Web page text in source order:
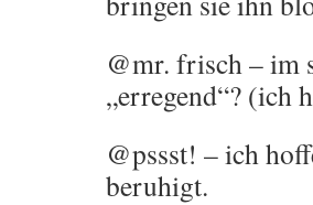
@mr. frisch – im
„erregend“? (ich
@pssst! – ich
beruhigt.